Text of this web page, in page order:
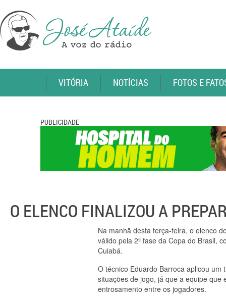
VITÓRIA NOTÍCIAS FOTOS E
PUBLICIDADE
O ELENCO FINALIZOU A
Na manhã desta terça-feira, o elenco
válido pela 2ª fase da Copa do Brasil,
Cuiabá.
O técnico Eduardo Barroca aplicou
situações de jogo, já que a equipe
entrosamento entre os jogadores.